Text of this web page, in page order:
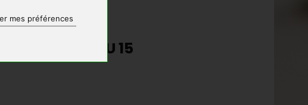
mes préférences
COUVEUSE DU 15